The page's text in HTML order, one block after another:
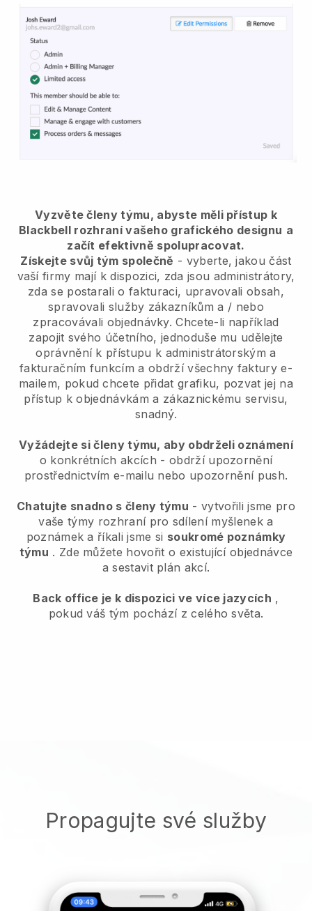
Vyzvěte členy týmu, abyste měli přístup k
Blackbell rozhraní vašeho grafického designu a
začít efektivně spolupracovat.
Získejte svůj tým společně - vyberte, jakou část
vaší firmy mají k dispozici, zda jsou administrátory,
zda se postarali o fakturaci, upravovali obsah,
spravovali služby zákazníkům a / nebo
zpracovávali objednávky. Chcete-li například
zapojit svého účetního, jednoduše mu udělejte
oprávnění k přístupu k administrátorským a
fakturačním funkcím a obdrží všechny faktury e-
mailem, pokud chcete přidat grafiku, pozvat jej na
přístup k objednávkám a zákaznickému servisu,
snadný.
Vyžádejte si členy týmu, aby obdrželi oznámení
o konkrétních akcích - obdrží upozornění
prostřednictvím e-mailu nebo upozornění push.
Chatujte snadno s členy týmu - vytvořili jsme pro
vaše týmy rozhraní pro sdílení myšlenek a
poznámek a říkali jsme si soukromé poznámky
týmu . Zde můžete hovořit o existující objednávce
a sestavit plán akcí.
Back office je k dispozici ve více jazycích ,
pokud váš tým pochází z celého světa.
Propagujte své služby